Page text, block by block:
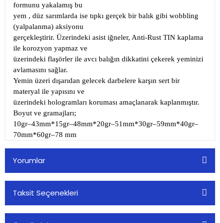
formunu yakalamış bu
yem , düz sarımlarda ise tıpkı gerçek bir balık gibi wobbling
(yalpalanma) aksiyonu
gerçekleştirir. Üzerindeki asist iğneler, Anti-Rust TIN kaplama
ile korozyon yapmaz ve
üzerindeki flaşörler ile avcı balığın dikkatini çekerek yeminizi
avlamasını sağlar.
Yemin üzeri dışarıdan gelecek darbelere karşın sert bir
materyal ile yapısını ve
üzerindeki hologramları koruması amaçlanarak kaplanmıştır.
Boyut ve gramajları;
10gr–43mm*15gr–48mm*20gr–51mm*30gr–59mm*40gr–
70mm*60gr–78 mm
Yorumlar
Taksit Seçenekleri